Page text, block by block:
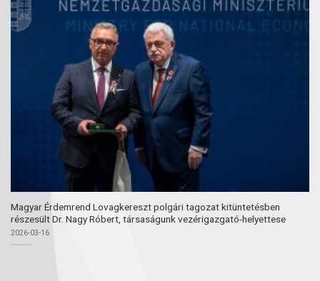
Magyar Érdemrend Lovagkereszt polgári tagozat kitüntetésben
részesült Dr. Nagy Róbert, társaságunk vezérigazgató-helyettese
2026-03-16